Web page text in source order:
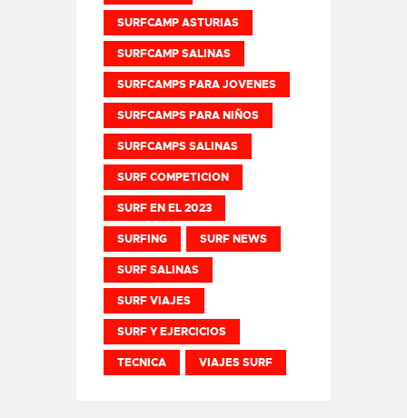
SURFCAMP ASTURIAS
SURFCAMP SALINAS
SURFCAMPS PARA JOVENES
SURFCAMPS PARA NIÑOS
SURFCAMPS SALINAS
SURF COMPETICION
SURF EN EL 2023
SURFING SURF NEWS
SURF SALINAS
SURF VIAJES
SURF Y EJERCICIOS
TECNICA VIAJES SURF